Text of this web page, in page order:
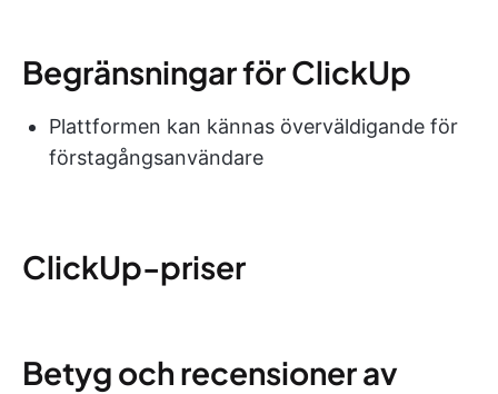
Begränsningar för ClickUp
Plattformen kan kännas överväldigande för
förstagångsanvändare
ClickUp-priser
Betyg och recensioner av